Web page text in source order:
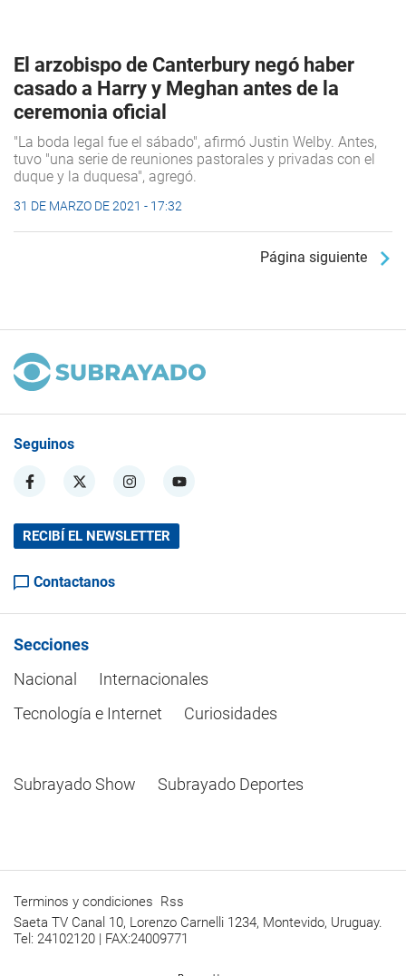
El arzobispo de Canterbury negó haber
casado a Harry y Meghan antes de la
ceremonia oficial
"La boda legal fue el sábado", afirmó Justin Welby. Antes,
tuvo "una serie de reuniones pastorales y privadas con el
duque y la duquesa", agregó.
31 DE MARZO DE 2021 - 17:32
Página siguiente
Seguinos
RECIBÍ EL NEWSLETTER
Contactanos
Secciones
Nacional
Internacionales
Tecnología e Internet
Curiosidades
Subrayado Show Subrayado Deportes
Terminos y condiciones Rss
Saeta TV Canal 10, Lorenzo Carnelli 1234, Montevido, Uruguay.
Tel: 24102120 | FAX:24009771